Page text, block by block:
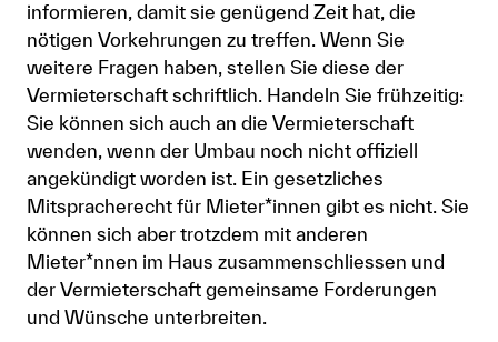
informieren, damit sie genügend Zeit hat, die
nötigen Vorkehrungen zu treffen. Wenn Sie
weitere Fragen haben, stellen Sie diese der
Vermieterschaft schriftlich. Handeln Sie frühzeitig:
Sie können sich auch an die Vermieterschaft
wenden, wenn der Umbau noch nicht offiziell
angekündigt worden ist. Ein gesetzliches
Mitspracherecht für Mieter*innen gibt es nicht. Sie
können sich aber trotzdem mit anderen
Mieter*nnen im Haus zusammenschliessen und
der Vermieterschaft gemeinsame Forderungen
und Wünsche unterbreiten.